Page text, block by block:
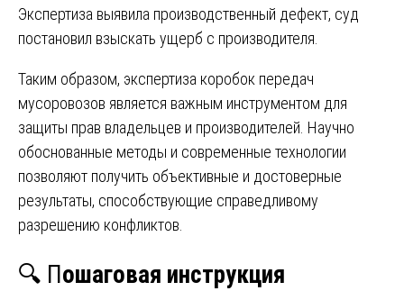
Экспертиза выявила производственный дефект, суд
постановил взыскать ущерб с производителя.
Таким образом, экспертиза коробок передач
мусоровозов является важным инструментом для
защиты прав владельцев и производителей. Научно
обоснованные методы и современные технологии
позволяют получить объективные и достоверные
результаты, способствующие справедливому
разрешению конфликтов.
🔍 Пошаговая инструкция